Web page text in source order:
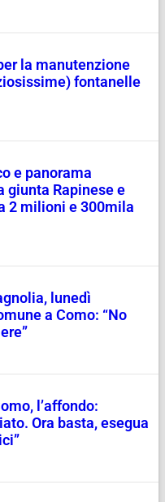
la manutenzione
fontanelle
e panorama
giunta Rapinese e
2 milioni e 300mila
lunedì
a Como: “No
l’affondo:
Ora basta, esegua